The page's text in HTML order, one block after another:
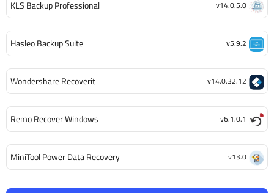
KLS Backup Professional v14.0.5.0
Hasleo Backup Suite v5.9.2
Wondershare Recoverit v14.0.32.12
Remo Recover Windows v6.1.0.1
MiniTool Power Data Recovery v13.0